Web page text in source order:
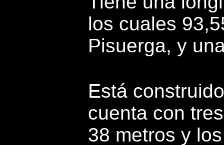
los cuales
Pisuerga, y
Está
cuenta con
38 metros y